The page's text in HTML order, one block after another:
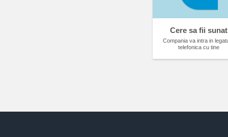
Cere sa fii sunat
Compania va intra in
telefonica cu tine